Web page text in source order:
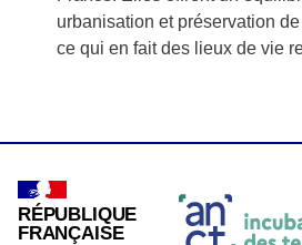
urbanisation et préservation
ce qui en fait des lieux de vie
RÉPUBLIQUE
FRANÇAISE